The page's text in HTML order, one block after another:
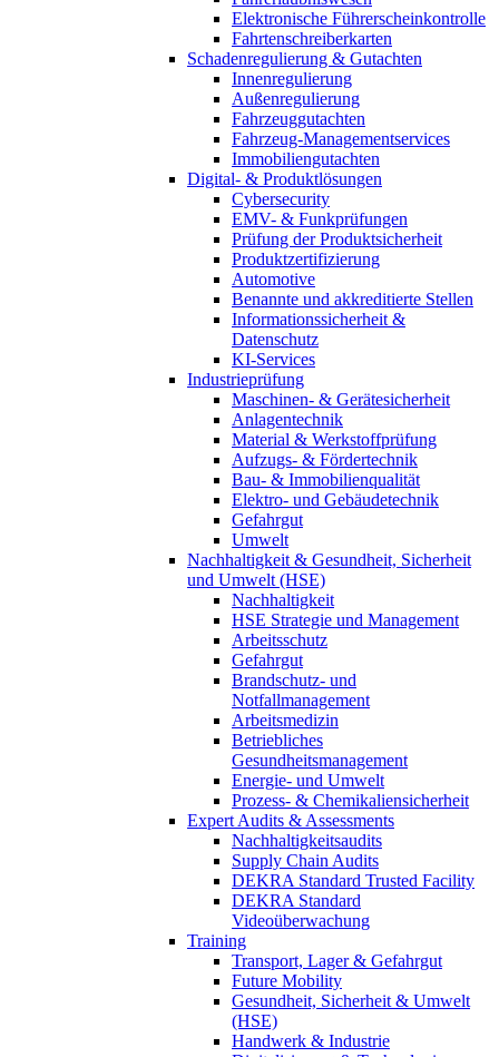
Elektronische Führerscheinkontrolle
Fahrtenschreiberkarten
Schadenregulierung & Gutachten
Innenregulierung
Außenregulierung
Fahrzeuggutachten
Fahrzeug-Managementservices
Immobiliengutachten
Digital- & Produktlösungen
Cybersecurity
EMV- & Funkprüfungen
Prüfung der Produktsicherheit
Produktzertifizierung
Automotive
Benannte und akkreditierte Stellen
Informationssicherheit &
Datenschutz
KI-Services
Industrieprüfung
Maschinen- & Gerätesicherheit
Anlagentechnik
Material & Werkstoffprüfung
Aufzugs- & Fördertechnik
Bau- & Immobilienqualität
Elektro- und Gebäudetechnik
Gefahrgut
Umwelt
Nachhaltigkeit & Gesundheit, Sicherheit
und Umwelt (HSE)
Nachhaltigkeit
HSE Strategie und Management
Arbeitsschutz
Gefahrgut
Brandschutz- und
Notfallmanagement
Arbeitsmedizin
Betriebliches
Gesundheitsmanagement
Energie- und Umwelt
Prozess- & Chemikaliensicherheit
Expert Audits & Assessments
Nachhaltigkeitsaudits
Supply Chain Audits
DEKRA Standard Trusted Facility
DEKRA Standard
Videoüberwachung
Training
Transport, Lager & Gefahrgut
Future Mobility
Gesundheit, Sicherheit & Umwelt
(HSE)
Handwerk & Industrie